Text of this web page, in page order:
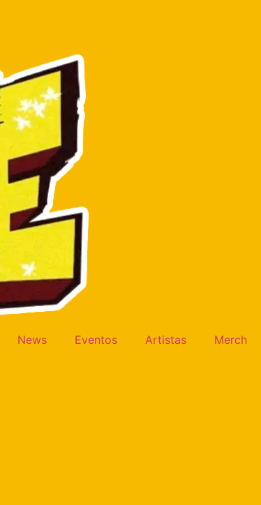
News Eventos Artistas Merch